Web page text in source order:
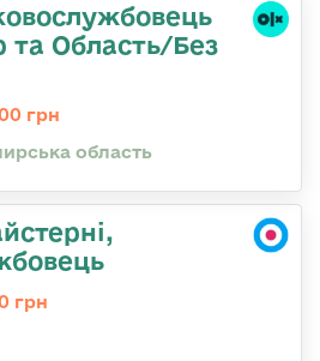
Область/Без
грн
область
грн